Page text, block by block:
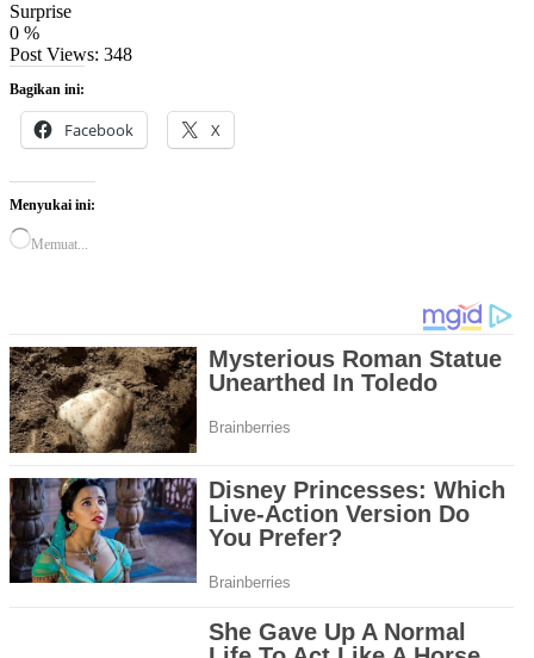
Surprise
0 %
Post Views: 348
Bagikan ini:
Facebook X
Menyukai ini:
Memuat...